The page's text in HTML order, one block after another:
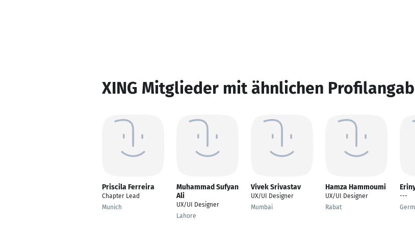
XING Mitglieder mit ähnlichen
Priscila Ferreira
Chapter Lead
Munich
Muhammad Sufyan
Ali
UX/UI Designer
Lahore
Vivek Srivastav
UX/UI Designer
Mumbai
Hamza Hammoumi
UX/UI Designer
Rabat
---